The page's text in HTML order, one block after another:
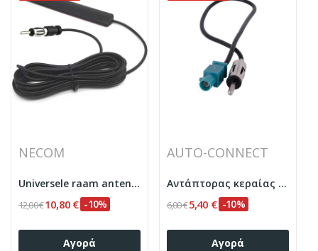
NECOM
Universele raam antenne voor AM / FM Necom BL10082
12,00 €10,80 € -10%
Αγορά
AUTO-CONNECT
Αντάπτορας κεραίας FAKRA-DIN BMW Auto-Connect...
6,00 €5,40 € -10%
Αγορά